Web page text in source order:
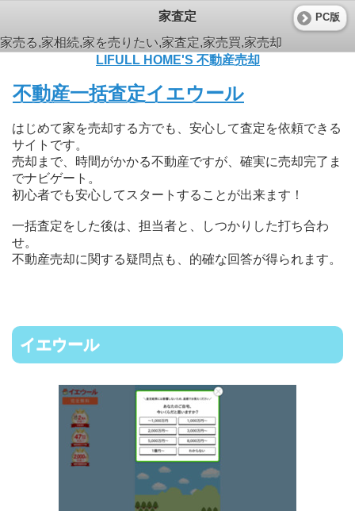
家査定
家売る,家相続,家を売りたい,家査定,家売買,家売却
PC版
LIFULL HOME'S 不動産売却
不動産一括査定イエウール
はじめて家を売却する方でも、安心して査定を依頼できる
サイトです。
売却まで、時間がかかる不動産ですが、確実に売却完了ま
でナビゲート。
初心者でも安心してスタートすることが出来ます！
一括査定をした後は、担当者と、しつかりした打ち合わ
せ。
不動産売却に関する疑問点も、的確な回答が得られます。
イエウール